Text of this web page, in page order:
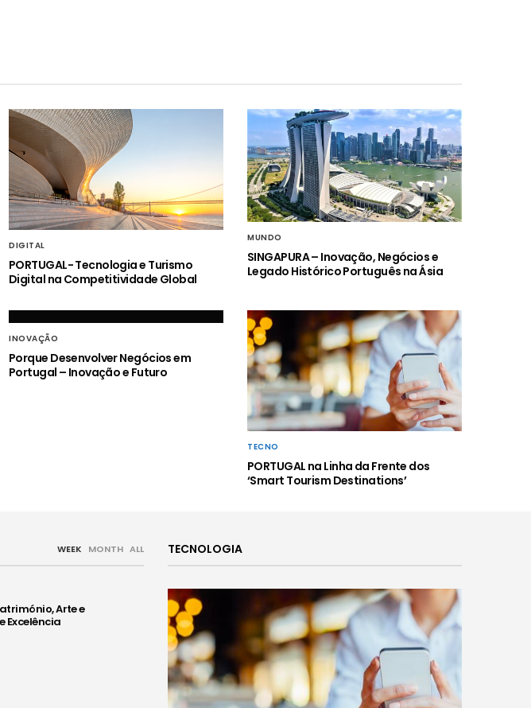
DIGITAL
PORTUGAL- Tecnologia e Turismo
Digital na Competitividade Global
MUNDO
SINGAPURA – Inovação, Negócios e
Legado Histórico Português na Ásia
INOVAÇÃO
Porque Desenvolver Negócios em
Portugal – Inovação e Futuro
TECNO
PORTUGAL na Linha da Frente dos
‘Smart Tourism Destinations’
WEEK MONTH ALL
Arte e
Excelência
TECNOLOGIA